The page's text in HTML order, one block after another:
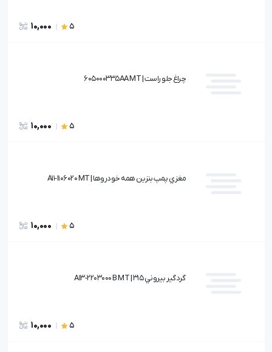
5
10,000
چراغ جلو راست | 605000335AA MT
5
10,000
مغزي پمپ بنزين همه خودروها | A11-1106020 MT
5
10,000
گردگير بيروني 315 | A13-2203000 B MT
5
10,000